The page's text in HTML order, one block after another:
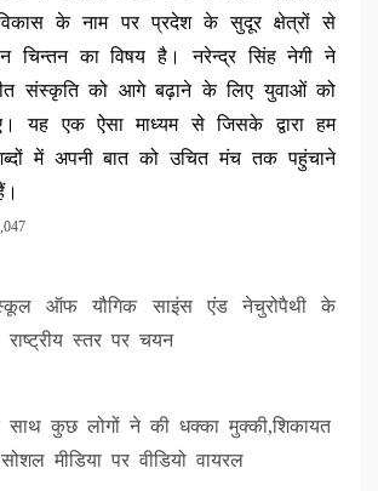
के नाम पर प्रदेश के सुदूर क्षेत्रों से
चिन्तन का विषय है। नरेन्द्र सिंह नेगी ने
संस्कृति को आगे बढ़ाने के लिए युवाओं को
यह एक ऐसा माध्यम से जिसके द्वारा हम
में अपनी बात को उचित मंच तक पहुंचाने
ऑफ यौगिक साइंस एंड नेचुरोपैथी के
स्तर पर चयन
के साथ कुछ लोगों ने की धक्का मुक्की,शिकायत
मीडिया पर वीडियो वायरल